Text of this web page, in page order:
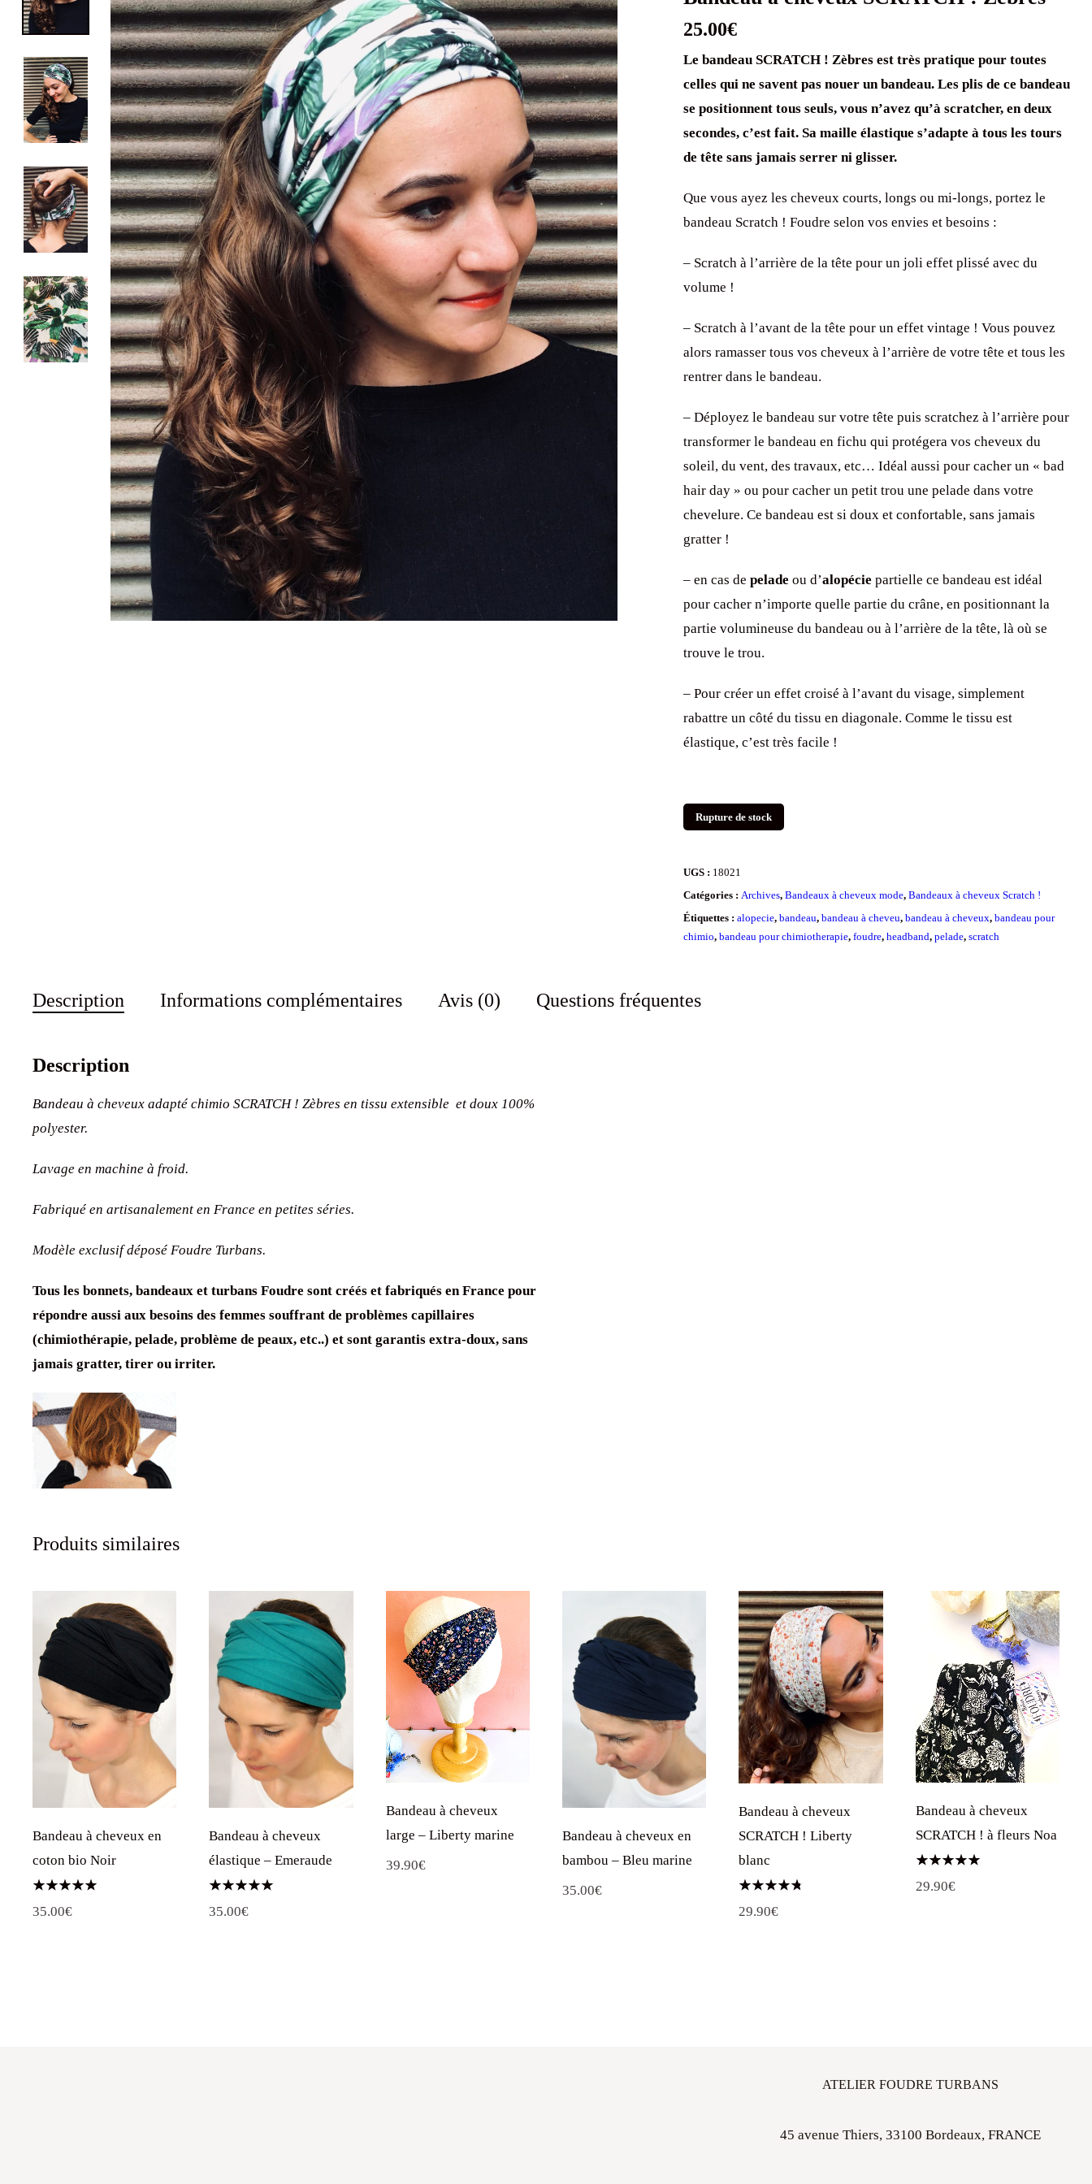
25.00€
Le bandeau SCRATCH ! Zèbres est très pratique pour toutes
celles qui ne savent pas nouer un bandeau. Les plis de ce bandeau
se positionnent tous seuls, vous n’avez qu’à scratcher, en deux
secondes, c’est fait. Sa maille élastique s’adapte à tous les tours
de tête sans jamais serrer ni glisser.
Que vous ayez les cheveux courts, longs ou mi-longs, portez le
bandeau Scratch ! Foudre selon vos envies et besoins :
– Scratch à l’arrière de la tête pour un joli effet plissé avec du
volume !
– Scratch à l’avant de la tête pour un effet vintage ! Vous pouvez
alors ramasser tous vos cheveux à l’arrière de votre tête et tous les
rentrer dans le bandeau.
– Déployez le bandeau sur votre tête puis scratchez à l’arrière pour
transformer le bandeau en fichu qui protégera vos cheveux du
soleil, du vent, des travaux, etc… Idéal aussi pour cacher un « bad
hair day » ou pour cacher un petit trou une pelade dans votre
chevelure. Ce bandeau est si doux et confortable, sans jamais
gratter !
– en cas depelade ou d’alopécie partielle ce bandeau est idéal
pour cacher n’importe quelle partie du crâne, en positionnant la
partie volumineuse du bandeau ou à l’arrière de la tête, là où se
trouve le trou.
– Pour créer un effet croisé à l’avant du visage, simplement
rabattre un côté du tissu en diagonale. Comme le tissu est
élastique, c’est très facile !
Rupture de stock
UGS : 18021
Catégories :Archives,Bandeaux à cheveux mode,Bandeaux à cheveux Scratch !
Étiquettes :alopecie,bandeau,bandeau à cheveu,bandeau à cheveux,bandeau pour
chimio,bandeau pour chimiotherapie,foudre,headband,pelade,scratch
Description Informations complémentaires Avis (0) Questions fréquentes
Description
Bandeau à cheveux adapté chimio SCRATCH ! Zèbres en tissu extensible et doux 100%
polyester.
Lavage en machine à froid.
Fabriqué en artisanalement en France en petites séries.
Modèle exclusif déposé Foudre Turbans.
Tous les bonnets, bandeaux et turbans Foudre sont créés et fabriqués en France pour
répondre aussi aux besoins des femmes souffrant de problèmes capillaires
(chimiothérapie, pelade, problème de peaux, etc..) et sont garantis extra-doux, sans
jamais gratter, tirer ou irriter.
Produits similaires
Bandeau à cheveux en
coton bio Noir
5.00
35.00€
Bandeau à cheveux
élastique – Emeraude
5.00
35.00€
Bandeau à cheveux
large – Liberty marine
39.90€
Bandeau à cheveux en
bambou – Bleu marine
35.00€
Bandeau à cheveux
SCRATCH ! Liberty
blanc
4.75
29.90€
Bandeau à cheveux
SCRATCH ! à fleurs Noa
5.00
29.90€
ATELIER FOUDRE TURBANS
45 avenue Thiers, 33100 Bordeaux, FRANCE